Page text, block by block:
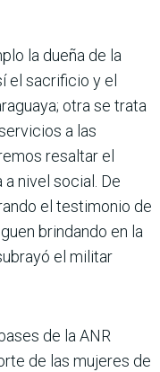
la dueña de la
el sacrificio y el
otra se trata
a las
resaltar el
nivel social. De
el testimonio de
brindando en la
el militar
de la ANR
de las mujeres de